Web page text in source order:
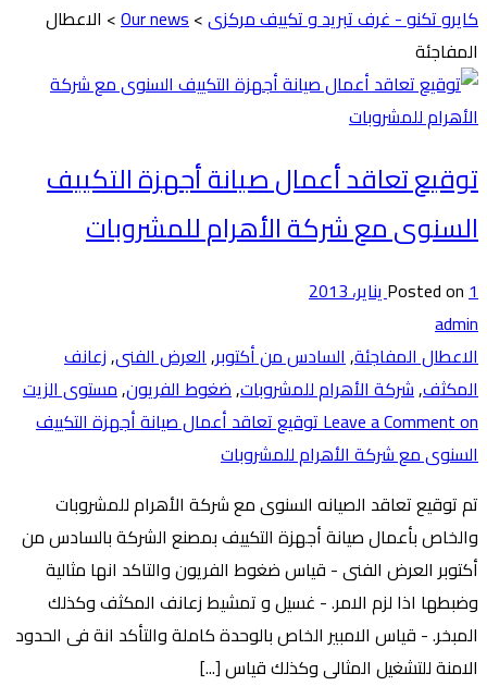
كايرو تكنو - غرف تبريد و تكييف مركزى>
Our news
> الاعطال
المفاجئة
توقيع تعاقد أعمال صيانة أجهزة التكييف
السنوى مع شركة الأهرام للمشروبات
Posted on1 يناير، 2013
admin
الاعطال المفاجئة,السادس من أكتوبر,العرض الفنى,زعانف
المكثف,شركة الأهرام للمشروبات,ضغوط الفريون,مستوى الزيت
Leave a Commenton توقيع تعاقد أعمال صيانة أجهزة التكييف
السنوى مع شركة الأهرام للمشروبات
تم توقيع تعاقد الصيانه السنوى مع شركة الأهرام للمشروبات
والخاص بأعمال صيانة أجهزة التكييف بمصنع الشركة بالسادس من
أكتوبر العرض الفنى - قياس ضغوط الفريون والتاكد انها مثالية
وضبطها اذا لزم الامر. - غسيل و تمشيط زعانف المكثف وكذلك
المبخر. - قياس الامبير الخاص بالوحدة كاملة والتأكد انة فى الحدود
الامنة للتشغيل المثالى وكذلك قياس [...]